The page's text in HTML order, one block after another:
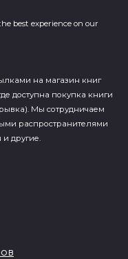
best experience on our
на магазин книг
доступна покупка книги
Мы сотрудничаем
распространителями
и другие.